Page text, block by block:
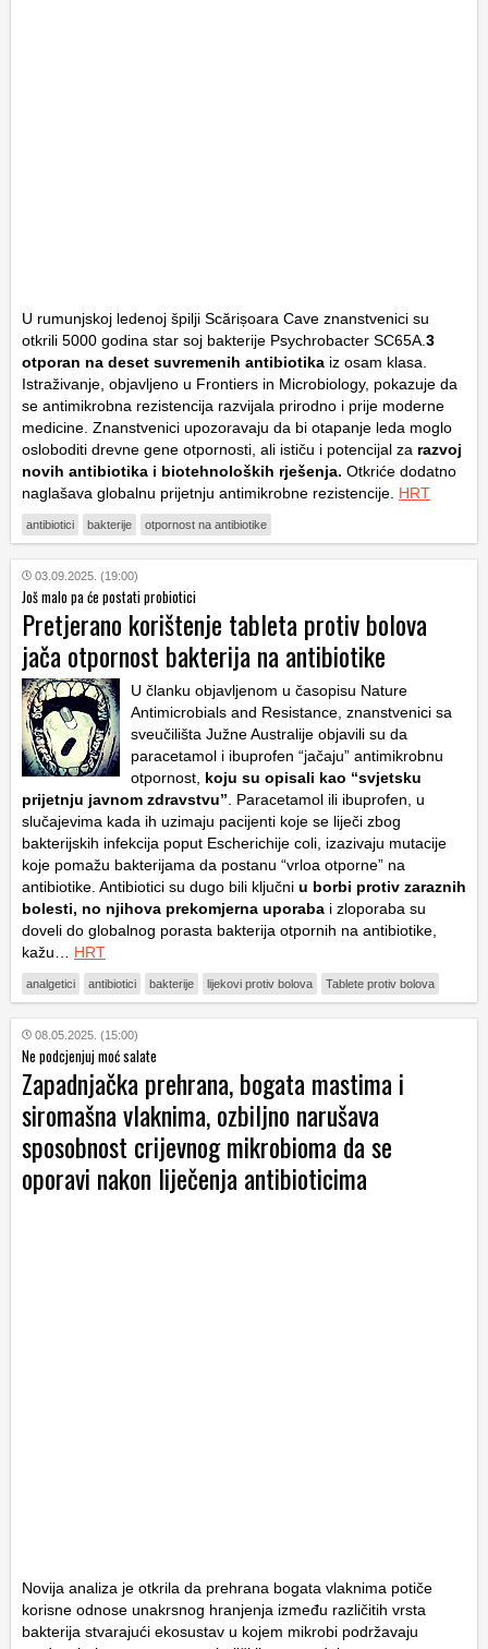
U rumunjskoj ledenoj špilji Scărișoara Cave znanstvenici su
otkrili 5000 godina star soj bakterije Psychrobacter SC65A. 3
otporan na deset suvremenih antibiotika iz osam klasa.
Istraživanje, objavljeno u Frontiers in Microbiology, pokazuje da
se antimikrobna rezistencija razvijala prirodno i prije moderne
medicine. Znanstvenici upozoravaju da bi otapanje leda moglo
osloboditi drevne gene otpornosti, ali ističu i potencijal za razvoj
novih antibiotika i biotehnoloških rješenja. Otkriće dodatno
naglašava globalnu prijetnju antimikrobne rezistencije. HRT
antibiotici bakterije otpornost na antibiotike
03.09.2025. (19:00)
Još malo pa će postati probiotici
Pretjerano korištenje tableta protiv bolova
jača otpornost bakterija na antibiotike
U članku objavljenom u časopisu Nature
Antimicrobials and Resistance, znanstvenici sa
sveučilišta Južne Australije objavili su da
paracetamol i ibuprofen “jačaju” antimikrobnu
otpornost, koju su opisali kao “svjetsku
prijetnju javnom zdravstvu” . Paracetamol ili ibuprofen, u
slučajevima kada ih uzimaju pacijenti koje se liječi zbog
bakterijskih infekcija poput Escherichije coli, izazivaju mutacije
koje pomažu bakterijama da postanu “vrloa otporne” na
antibiotike. Antibiotici su dugo bili ključni u borbi protiv zaraznih
bolesti, no njihova prekomjerna uporaba i zloporaba su
doveli do globalnog porasta bakterija otpornih na antibiotike,
kažu… HRT
analgetici antibiotici bakterije lijekovi protiv bolova Tablete protiv bolova
08.05.2025. (15:00)
Ne podcjenjuj moć salate
Zapadnjačka prehrana, bogata mastima i
siromašna vlaknima, ozbiljno narušava
sposobnost crijevnog mikrobioma da se
oporavi nakon liječenja antibioticima
Novija analiza je otkrila da prehrana bogata vlaknima potiče
korisne odnose unakrsnog hranjenja između različitih vrsta
bakterija stvarajući ekosustav u kojem mikrobi podržavaju